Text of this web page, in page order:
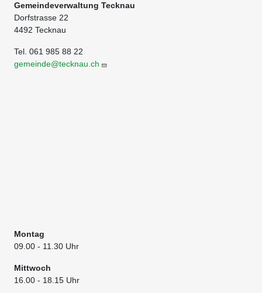
Gemeindeverwaltung Tecknau
Dorfstrasse 22
4492 Tecknau
Tel. 061 985 88 22
gemeinde@tecknau.ch
Montag
09.00- 11.30 Uhr
Mittwoch
16.00 - 18.15 Uhr